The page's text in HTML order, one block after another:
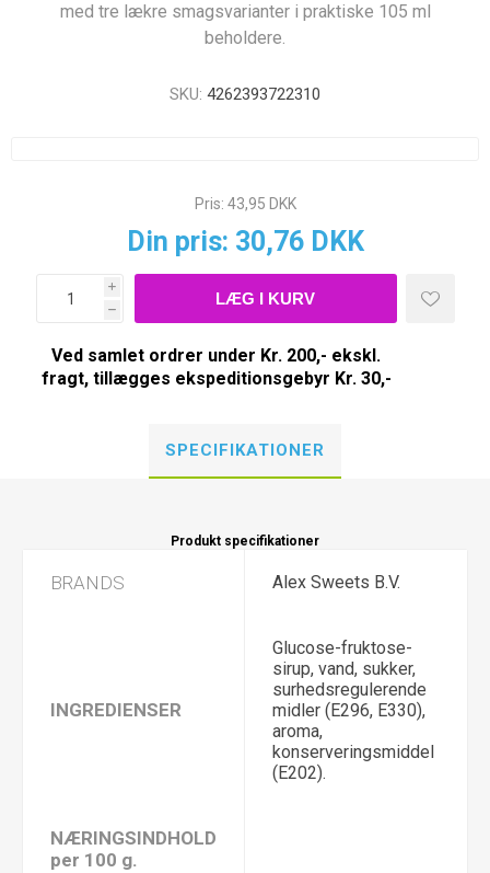
med tre lækre smagsvarianter i praktiske 105 ml
beholdere.
SKU: 4262393722310
Pris: 43,95 DKK
Din pris: 30,76 DKK
i
h
Ved samlet ordrer under Kr. 200,- ekskl.
fragt, tillægges ekspeditionsgebyr Kr. 30,-
SPECIFIKATIONER
Produkt specifikationer
BRANDS Alex Sweets B.V.
INGREDIENSER
Glucose-fruktose-
sirup, vand, sukker,
surhedsregulerende
midler (E296, E330),
aroma,
konserveringsmiddel
(E202).
NÆRINGSINDHOLD
per 100 g.